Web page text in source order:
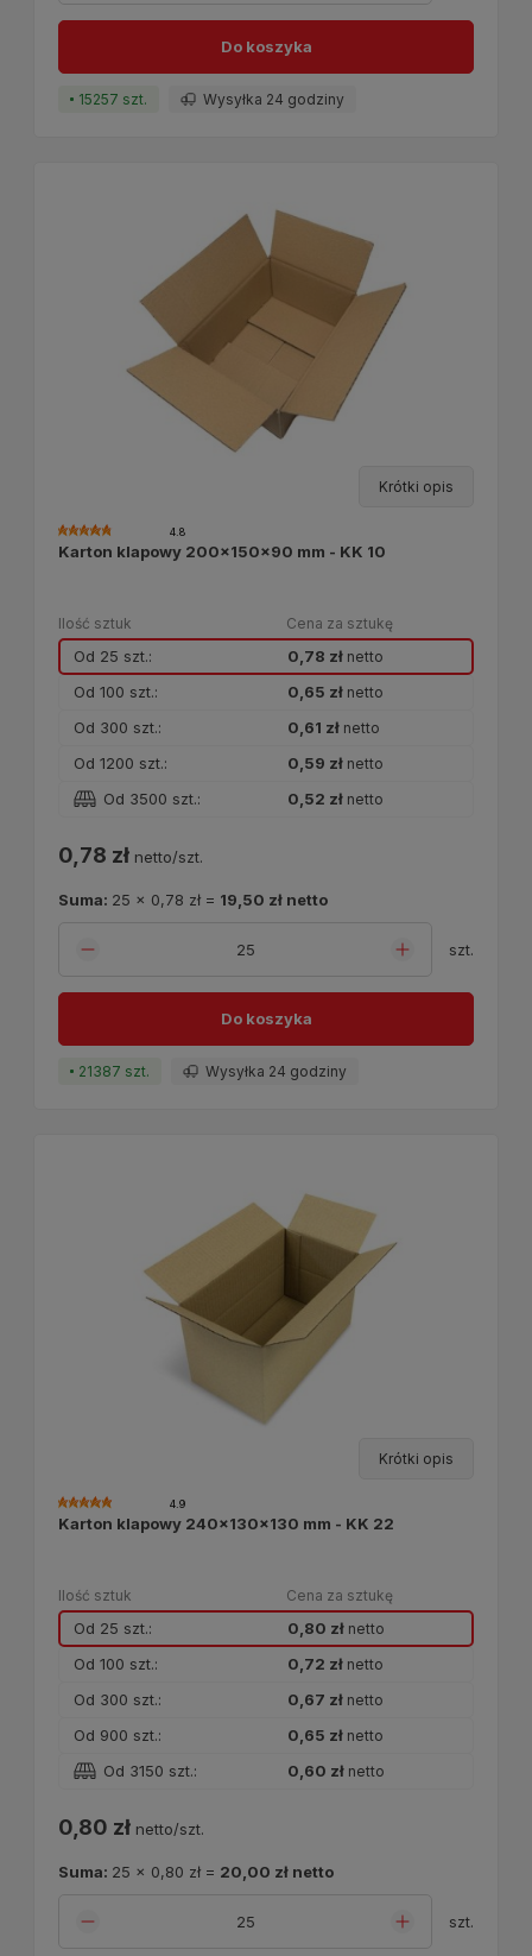
Do koszyka
15257 szt. Wysyłka 24 godziny
Krótki opis
Karton klapowy 200x150x90 mm - KK 10
4.8
Ilość sztuk Cena za sztukę
Od 25 szt.: 0,78 złnetto
Od 100 szt.: 0,65 złnetto
Od 300 szt.: 0,61 złnetto
Od 1200 szt.: 0,59 złnetto
Od 3500 szt.: 0,52 złnetto
0,78 zł netto/szt.
szt.
Do koszyka
Suma: 25 x 0,78 zł = 19,50 zł netto
21387 szt. Wysyłka 24 godziny
Krótki opis
Karton klapowy 240x130x130 mm - KK 22
4.9
Ilość sztuk Cena za sztukę
Od 25 szt.: 0,80 złnetto
Od 100 szt.: 0,72 złnetto
Od 300 szt.: 0,67 złnetto
Od 900 szt.: 0,65 złnetto
Od 3150 szt.: 0,60 złnetto
0,80 zł netto/szt.
szt.
Suma: 25 x 0,80 zł = 20,00 zł netto